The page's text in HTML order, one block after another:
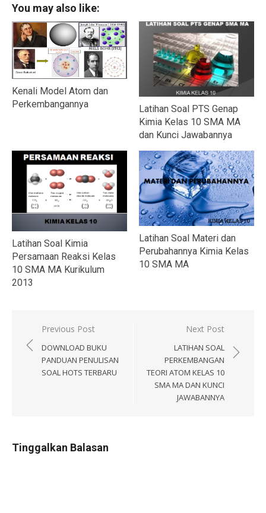
You may also like:
Kenali Model Atom dan
Perkembangannya
Latihan Soal PTS Genap
Kimia Kelas 10 SMA MA
dan Kunci Jawabannya
Latihan Soal Kimia
Persamaan Reaksi Kelas
10 SMA MA Kurikulum
2013
Latihan Soal Materi dan
Perubahannya Kimia Kelas
10 SMA MA
Navigasi
pos
Previous Post
DOWNLOAD BUKU
PANDUAN PENULISAN
SOAL HOTS TERBARU
Next Post
LATIHAN SOAL
PERKEMBANGAN
TEORI ATOM KELAS 10
SMA MA DAN KUNCI
JAWABANNYA
Tinggalkan Balasan